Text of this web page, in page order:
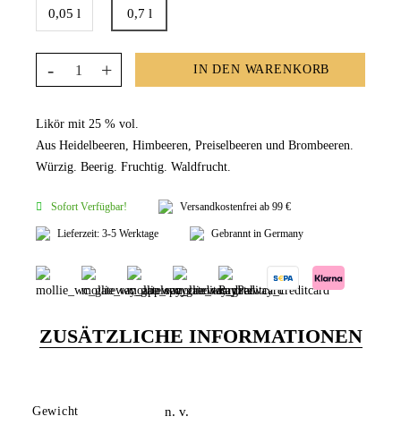
0,05 l 0,7 l
IN DEN WARENKORB
Likör mit 25 % vol.
Aus Heidelbeeren, Himbeeren, Preiselbeeren und Brombeeren.
Würzig. Beerig. Fruchtig. Waldfrucht.
Sofort Verfügbar! Versandkostenfrei ab 99 €
Lieferzeit: 3-5 Werktage Gebrannt in Germany
ZUSÄTZLICHE INFORMATIONEN
Gewicht n. v.